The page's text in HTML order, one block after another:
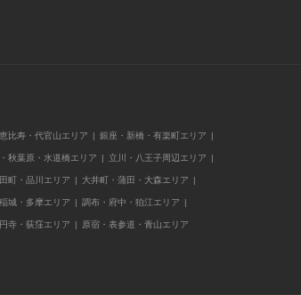
比寿・代官山エリア 銀座・新橋・有楽町エリア
秋葉原・水道橋エリア 立川・八王子周辺エリア
町・品川エリア 大井町・蒲田・大森エリア
城・多摩エリア 調布・府中・狛江エリア
寺・荻窪エリア 原宿・表参道・青山エリア